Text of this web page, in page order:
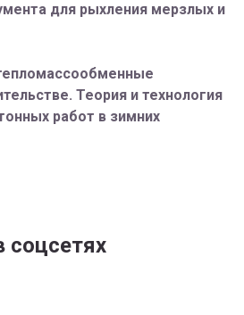
для рыхления мерзлых и
Теория и технология
работ в зимних
соцсетях